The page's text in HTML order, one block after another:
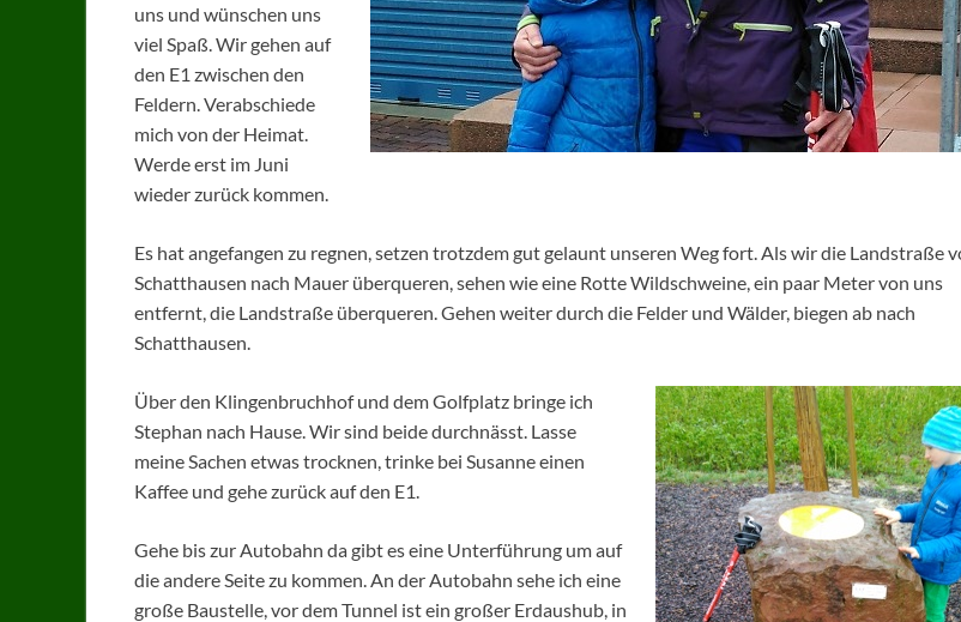
uns und wünschen uns
viel Spaß. Wir gehen auf
den E1 zwischen den
Feldern. Verabschiede
mich von der Heimat.
Werde erst im Juni
wieder zurück kommen.
Es hat angefangen zu regnen, setzen trotzdem gut gelaunt unseren Weg fort. Als wir die Landstraße
Schatthausen nach Mauer überqueren, sehen wie eine Rotte Wildschweine, ein paar Meter von uns
entfernt, die Landstraße überqueren. Gehen weiter durch die Felder und Wälder, biegen ab nach
Schatthausen.
Über den Klingenbruchhof und dem Golfplatz bringe ich
Stephan nach Hause. Wir sind beide durchnässt. Lasse
meine Sachen etwas trocknen, trinke bei Susanne einen
Kaffee und gehe zurück auf den E1.
Gehe bis zur Autobahn da gibt es eine Unterführung um auf
die andere Seite zu kommen. An der Autobahn sehe ich eine
große Baustelle, vor dem Tunnel ist ein großer Erdaushub, in